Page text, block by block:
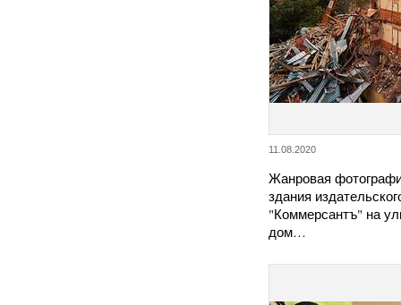
11.08.2020
Жанровая
здания
"Коммерсантъ" на
дом…